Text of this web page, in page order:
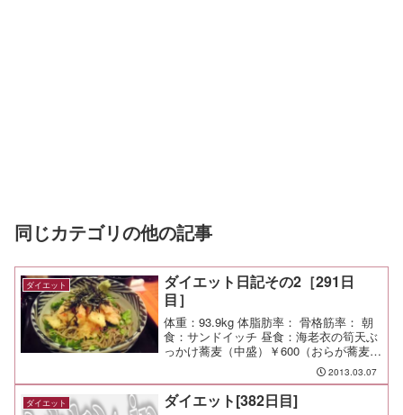
同じカテゴリの他の記事
ダイエット
ダイエット日記その2［291日
目］
体重：93.9kg 体脂肪率： 骨格筋率： 朝
食：サンドイッチ 昼食：海老衣の筍天ぶ
っかけ蕎麦（中盛）￥600（おらが蕎麦＠
YBP）海老が香る筍天が中々旨い。 夕
食： 間食： 運動： メモ：まじ体重がヤ
バいんだけど。もっと運動しよう。
2013.03.07
ダイエット ダイエット[382日目]